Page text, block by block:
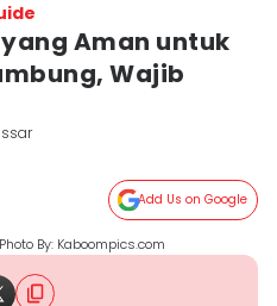
Aman untuk
Wajib
Add Us on Google
By: Kaboompics.com